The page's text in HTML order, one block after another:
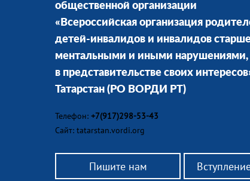
общественной организации
«Всероссийская организация
детей-инвалидов и инвалидов
ментальными и иными
в представительстве своих
Татарстан (РО ВОРДИ РТ)
Телефон: +7(917)298-53-43
Сайт: tatarstan.vordi.org
Пишите нам